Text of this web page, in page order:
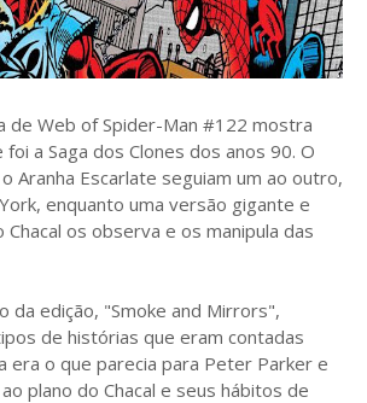
de Web of Spider-Man #122 mostra
a Saga dos Clones dos anos 90. O
Aranha Escarlate seguiam um ao outro,
enquanto uma versão gigante e
os observa e os manipula das
da edição, "Smoke and Mirrors",
de histórias que eram contadas
era o que parecia para Peter Parker e
plano do Chacal e seus hábitos de